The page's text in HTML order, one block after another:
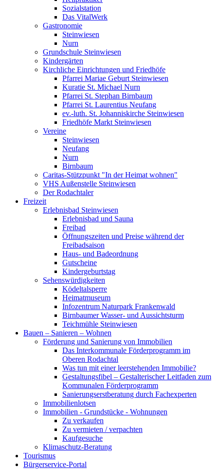
Sozialstation
Das VitalWerk
Gastronomie
Steinwiesen
Nurn
Grundschule Steinwiesen
Kindergärten
Kirchliche Einrichtungen und Friedhöfe
Pfarrei Mariae Geburt Steinwiesen
Kuratie St. Michael Nurn
Pfarrei St. Stephan Birnbaum
Pfarrei St. Laurentius Neufang
ev.-luth. St. Johanniskirche Steinwiesen
Friedhöfe Markt Steinwiesen
Vereine
Steinwiesen
Neufang
Nurn
Birnbaum
Caritas-Stützpunkt "In der Heimat wohnen"
VHS Außenstelle Steinwiesen
Der Rodachtaler
Freizeit
Erlebnisbad Steinwiesen
Erlebnisbad und Sauna
Freibad
Öffnungszeiten und Preise während der
Freibadsaison
Haus- und Badeordnung
Gutscheine
Kindergeburtstag
Sehenswürdigkeiten
Ködeltalsperre
Heimatmuseum
Infozentrum Naturpark Frankenwald
Birnbaumer Wasser- und Aussichtsturm
Teichmühle Steinwiesen
Bauen – Sanieren – Wohnen
Förderung und Sanierung von Immobilien
Das Interkommunale Förderprogramm im
Oberen Rodachtal
Was tun mit einer leerstehenden Immobilie?
Gestaltungsfibel – Gestalterischer Leitfaden zum
Kommunalen Förderprogramm
Sanierungserstberatung durch Fachexperten
Immobilienlotsen
Immobilien - Grundstücke - Wohnungen
Zu verkaufen
Zu vermieten / verpachten
Kaufgesuche
Klimaschutz-Beratung
Tourismus
Bürgerservice-Portal